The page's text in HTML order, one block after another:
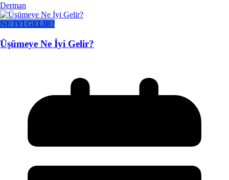
Derman
NE İYİ GELİR?
Üşümeye Ne İyi Gelir?